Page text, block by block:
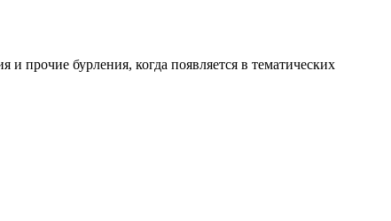
прочие бурления, когда появляется в тематических